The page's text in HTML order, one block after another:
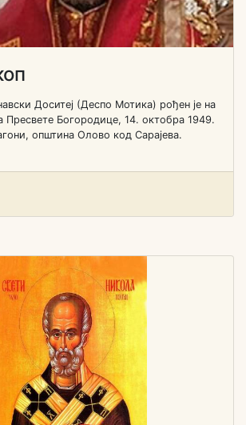
Доситеј (Деспо Мотика) рођен je на
Пресвете Богородице, 14. октобра 1949.
општина Олово код Сарајева.